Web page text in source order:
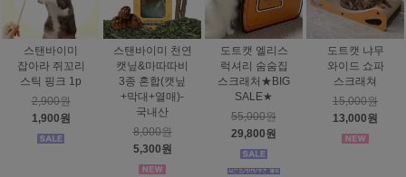
스탠바이미
잡아라 쥐꼬리
스틱 핑크 1p
2,900원
1,900원
스탠바이미 천연
캣닢&마따따비
3종 혼합(캣닢
+막대+열매)-
국내산
8,000원
5,300원
도트캣 엘리스
럭셔리 숨숨집
스크래처★BIG
SALE★
55,000원
29,800원
도트캣 냐무
와이드 쇼파
스크래쳐
15,000원
13,000원